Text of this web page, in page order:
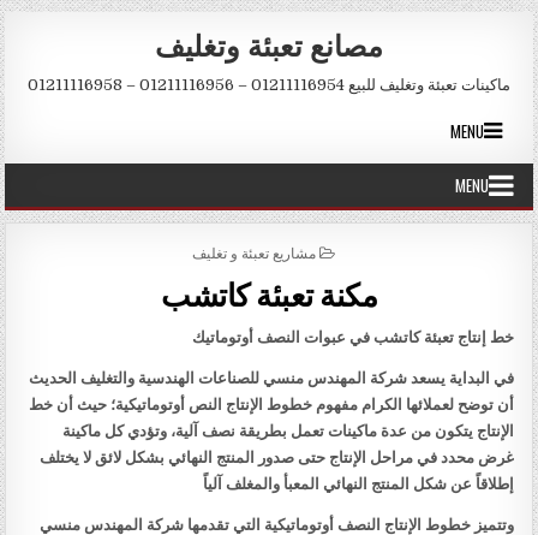
Skip to content
مصانع تعبئة وتغليف
ماكينات تعبئة وتغليف للبيع 01211116954 – 01211116956 – 01211116958
MENU
MENU
POSTED IN
مشاريع تعبئة و تغليف
مكنة تعبئة كاتشب
خط إنتاج تعبئة كاتشب في عبوات النصف أوتوماتيك
في البداية يسعد شركة المهندس منسي للصناعات الهندسية والتغليف الحديث
أن توضح لعملائها الكرام مفهوم خطوط الإنتاج النص أوتوماتيكية؛ حيث أن خط
الإنتاج يتكون من عدة ماكينات تعمل بطريقة نصف آلية، وتؤدي كل ماكينة
غرض محدد في مراحل الإنتاج حتى صدور المنتج النهائي بشكل لائق لا يختلف
إطلاقاً عن شكل المنتج النهائي المعبأ والمغلف آلياً
وتتميز خطوط الإنتاج النصف أوتوماتيكية التي تقدمها شركة المهندس منسي